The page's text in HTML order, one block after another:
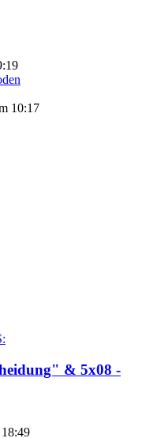
10:17
& 5x08 -